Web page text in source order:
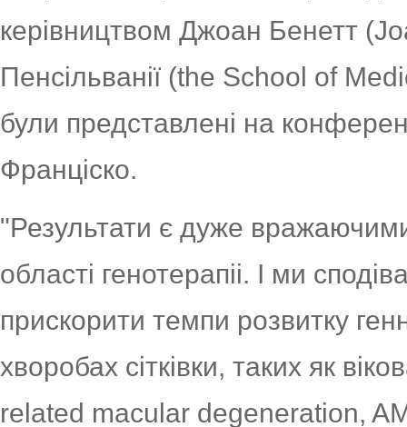
керівництвом Джоан Бенетт
Пенсільванії (the School of
були представлені на
Франціско.
"Результати є дуже
області генотерапіі. І ми
прискорити темпи розвитку
хворобах сітківки, таких як
related macular degeneration,